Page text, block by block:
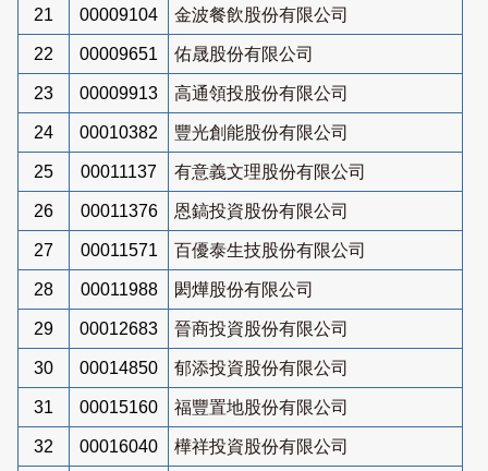
21 00009104 金波餐飲股份有限公司
22 00009651 佑晟股份有限公司
23 00009913 高通領投股份有限公司
24 00010382 豐光創能股份有限公司
25 00011137 有意義文理股份有限公司
26 00011376 恩鎬投資股份有限公司
27 00011571 百優泰生技股份有限公司
28 00011988 閎燁股份有限公司
29 00012683 晉商投資股份有限公司
30 00014850 郁添投資股份有限公司
31 00015160 福豐置地股份有限公司
32 00016040 樺祥投資股份有限公司